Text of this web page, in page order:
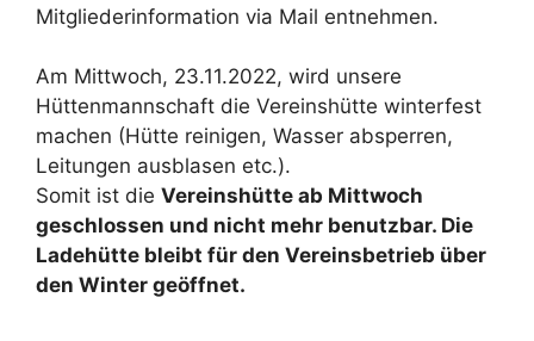
Mitgliederinformation via Mail entnehmen.
Am Mittwoch, 23.11.2022, wird unsere
Hüttenmannschaft die Vereinshütte winterfest
machen (Hütte reinigen, Wasser absperren,
Leitungen ausblasen etc.).
Somit ist die Vereinshütte ab Mittwoch
geschlossen und nicht mehr benutzbar. Die
Ladehütte bleibt für den Vereinsbetrieb über
den Winter geöffnet.